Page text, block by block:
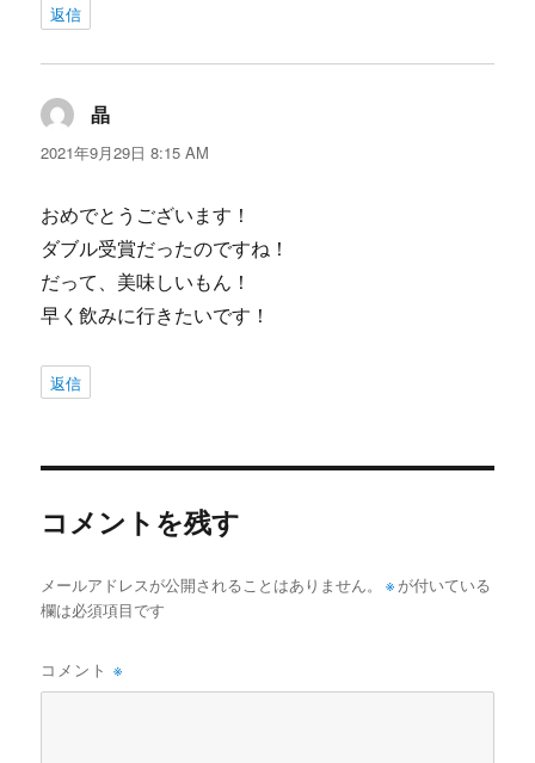
返信
晶
り:
2021年9月29日 8:15 AM
おめでとうございます！
ダブル受賞だったのですね！
だって、美味しいもん！
早く飲みに行きたいです！
返信
コメントを残す
メールアドレスが公開されることはありません。 ※が付いている
欄は必須項目です
コメント※